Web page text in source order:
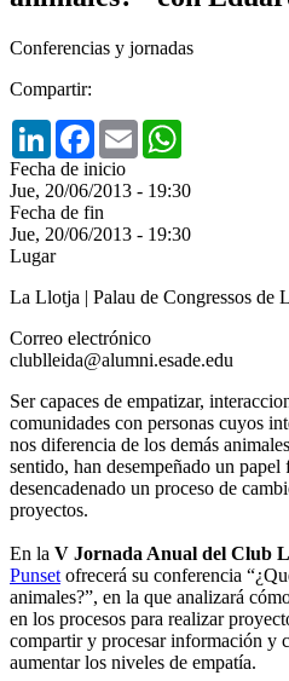
Conferencias y jornadas
Compartir:
LinkedInFacebook
Email
Fecha de inicio
Jue, 20/06/2013 - 19:30
Fecha de fin
Jue, 20/06/2013 - 19:30
Lugar
La Llotja | Palau de Congressos de
Correo electrónico
clublleida@alumni.esade.edu
Ser capaces de empatizar,
comunidades con personas cuyos
nos diferencia de los demás
sentido, han desempeñado un papel
desencadenado un proceso de
proyectos.
En la V Jornada Anual del Club
Punset ofrecerá su conferencia
animales?”, en la que analizará
en los procesos para realizar
compartir y procesar información y
aumentar los niveles de empatía.